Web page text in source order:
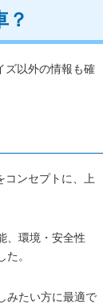
？
ズ以外の情報も確
コンセプトに、上
、環境・安全性
。
みたい方に最適で